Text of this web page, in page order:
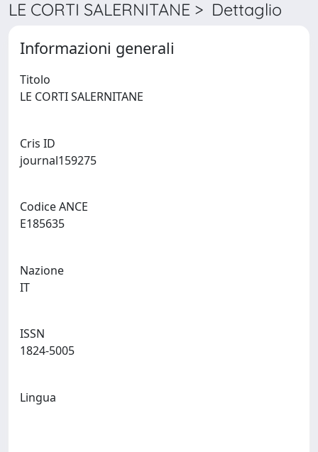
LE CORTI SALERNITANE > Dettaglio
Informazioni generali
Titolo
Cris ID
Codice ANCE
Nazione
ISSN
Lingua